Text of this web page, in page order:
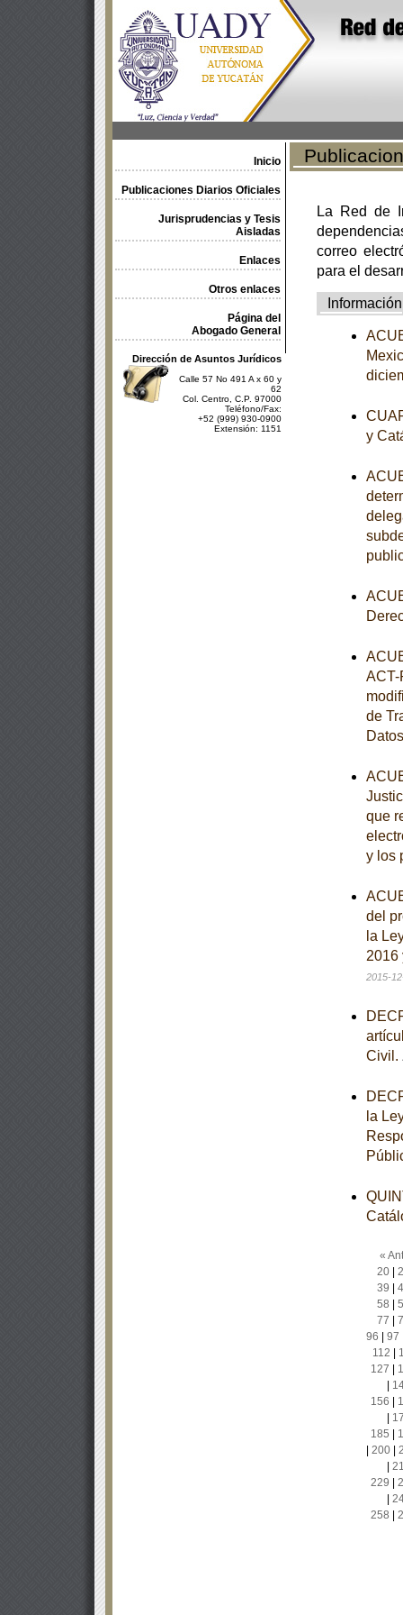
Inicio
Publicaciones Diarios Oficiales
Jurisprudencias y Tesis
Aisladas
Enlaces
Otros enlaces
Página del
Abogado General
Dirección de Asuntos Jurídicos
Calle 57 No 491 A x 60 y
62
Col. Centro, C.P. 97000
Teléfono/Fax:
+52 (999) 930-0900
Extensión: 1151
La Red de
correo
para el
Información
y
ACT-
de
que
y los
del
la
2016
2015-
Civil.
la
«
20|
39
58
77
96
97
112
127
156
185
200|
229
258